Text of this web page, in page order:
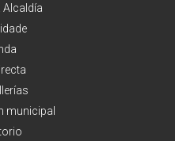
Alcaldía
municipal